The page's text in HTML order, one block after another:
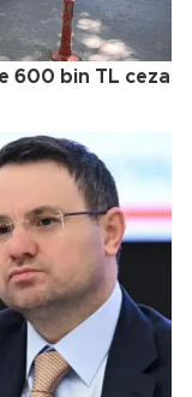
600 bin TL ceza